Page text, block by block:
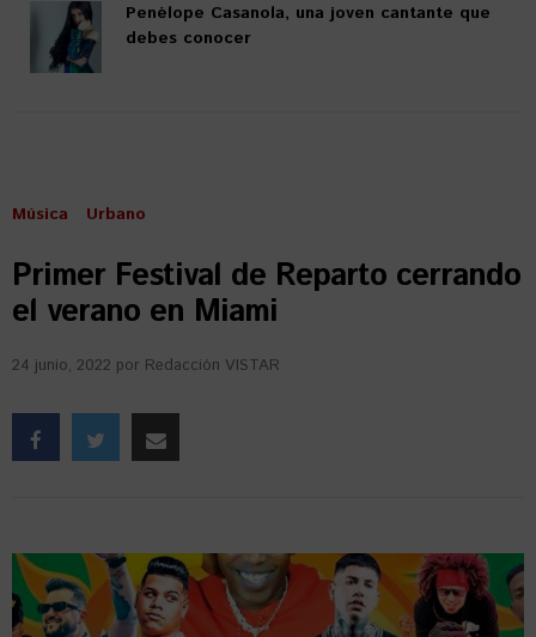
Penélope Casanola, una joven cantante que
debes conocer
Música Urbano
Primer Festival de Reparto cerrando
el verano en Miami
24 junio, 2022 por Redacción VISTAR